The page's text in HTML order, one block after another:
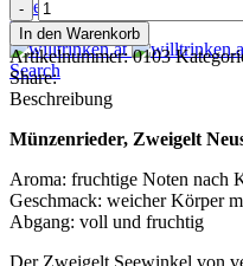
0 items
Menu
Search
Zweigelt
0,75
l
Menge
In den Warenkorb
Artikelnummer:0103
Share:
Beschreibung
Münzenrieder, Zweigelt
Aroma: fruchtige Noten nach
Geschmack: weicher Körper
Abgang: voll und fruchtig
Der Zweigelt Seewinkel von